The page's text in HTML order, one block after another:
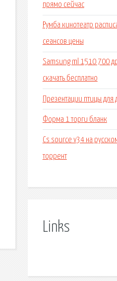
прямо сейчас
Румба кинотеатр
сеансов цены
Samsung ml 1510 700
скачать бесплатно
Презентации птицы для
Форма 1 торги бланк
Cs source v34 на
торрент
Links